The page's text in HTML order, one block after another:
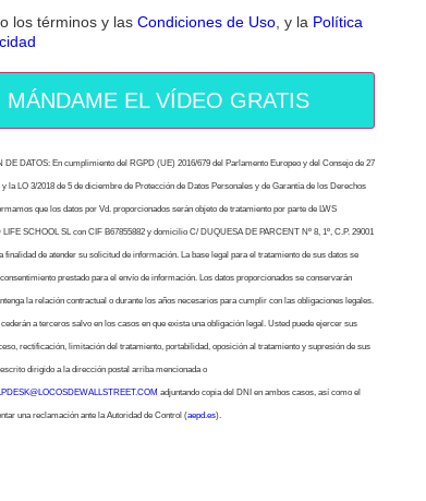
los términos y las Condiciones de Uso, y la Política
MÁNDAME EL VÍDEO GRATIS
DE DATOS: En cumplimiento del RGPD (UE) 2016/679 del Parlamento Europeo y del Consejo de 27
y la LO 3/2018 de 5 de diciembre de Protección de Datos Personales y de Garantía de los Derechos
que los datos por Vd. proporcionados serán objeto de tratamiento por parte de LWS
SCHOOL SL con CIF B67855882 y domicilio C/ DUQUESA DE PARCENT Nº 8, 1º, C.P. 29001
finalidad de atender su solicitud de información. La base legal para el tratamiento de sus datos se
prestado para el envío de información. Los datos proporcionados se conservarán
la relación contractual o durante los años necesarios para cumplir con las obligaciones legales.
cederán a terceros salvo en los casos en que exista una obligación legal. Usted puede ejercer sus
rectificación, limitación del tratamiento, portabilidad, oposición al tratamiento y supresión de sus
dirigido a la dirección postal arriba mencionada o
adjuntando copia del DNI en ambos casos, así como el
una reclamación ante la Autoridad de Control (aepd.es).